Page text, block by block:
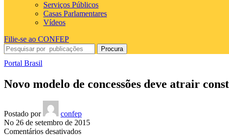
Serviços Públicos
Casas Parlamentares
Vídeos
Filie-se ao CONFEP
Procura
Portal Brasil
Novo modelo de concessões deve atrair
Postado por
confep
No 26 de setembro de 2015
Comentários desativadosem